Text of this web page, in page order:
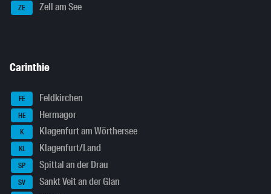
ZE Zell am See
Carinthie
FE Feldkirchen
HE Hermagor
K Klagenfurt am Wörthersee
KL Klagenfurt/Land
SP Spittal an der Drau
SV Sankt Veit an der Glan